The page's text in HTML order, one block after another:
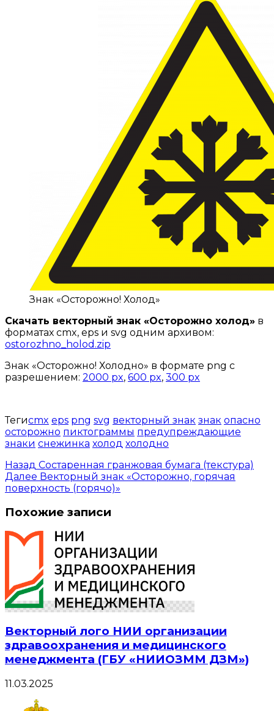
Знак «Осторожно! Холод»
Скачать векторный знак «Осторожно холод» в
форматах cmx, eps и svg одним архивом:
ostorozhno_holod.zip
Знак «Осторожно! Холодно» в формате png с
разрешением: 2000 px, 600 px, 300 px
Тегиcmx eps png svg векторный знак знак опасно
осторожно пиктограммы предупреждающие
знаки снежинка холод холодно
Назад Состаренная гранжовая бумага (текстура)
Далее Векторный знак «Осторожно, горячая
поверхность (горячо)»
Похожие записи
Векторный лого НИИ организации
здравоохранения и медицинского
менеджмента (ГБУ «НИИОЗММ ДЗМ»)
11.03.2025